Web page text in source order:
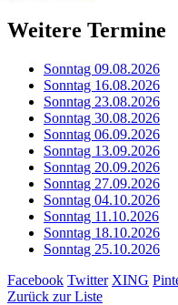
Weitere Termine
Sonntag 09.08.2026
Sonntag 16.08.2026
Sonntag 23.08.2026
Sonntag 30.08.2026
Sonntag 06.09.2026
Sonntag 13.09.2026
Sonntag 20.09.2026
Sonntag 27.09.2026
Sonntag 04.10.2026
Sonntag 11.10.2026
Sonntag 18.10.2026
Sonntag 25.10.2026
Facebook Twitter XING
Zurück zur Liste